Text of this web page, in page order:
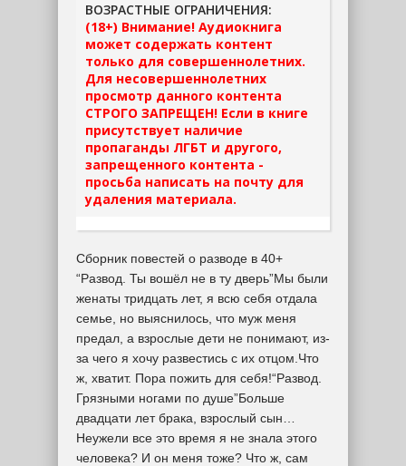
ВОЗРАСТНЫЕ ОГРАНИЧЕНИЯ:
(18+) Внимание! Аудиокнига
может содержать контент
только для совершеннолетних.
Для несовершеннолетних
просмотр данного контента
СТРОГО ЗАПРЕЩЕН! Если в книге
присутствует наличие
пропаганды ЛГБТ и другого,
запрещенного контента -
просьба написать на почту для
удаления материала.
Сборник повестей о разводе в 40+
“Развод. Ты вошёл не в ту дверь”Мы были
женаты тридцать лет, я всю себя отдала
семье, но выяснилось, что муж меня
предал, а взрослые дети не понимают, из-
за чего я хочу развестись с их отцом.Что
ж, хватит. Пора пожить для себя!“Развод.
Грязными ногами по душе”Больше
двадцати лет брака, взрослый сын…
Неужели все это время я не знала этого
человека? И он меня тоже? Что ж, сам